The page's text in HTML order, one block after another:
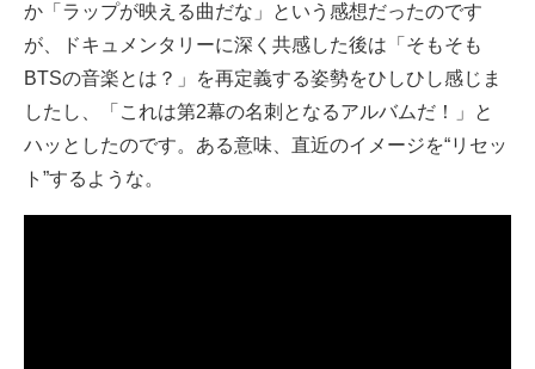
か「ラップが映える曲だな」という感想だったのです
が、ドキュメンタリーに深く共感した後は「そもそも
BTSの音楽とは？」を再定義する姿勢をひしひし感じま
したし、「これは第2幕の名刺となるアルバムだ！」と
ハッとしたのです。ある意味、直近のイメージを“リセッ
ト”するような。